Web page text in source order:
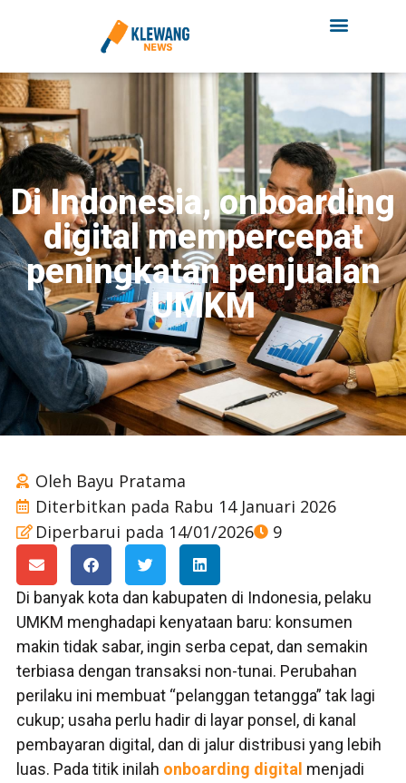
Di Indonesia, onboarding
digital mempercepat
peningkatan penjualan
UMKM
Oleh Bayu Pratama
Diterbitkan pada Rabu 14 Januari 2026
Diperbarui pada 14/01/2026
9
Di banyak kota dan kabupaten di Indonesia, pelaku
UMKM menghadapi kenyataan baru: konsumen
makin tidak sabar, ingin serba cepat, dan semakin
terbiasa dengan transaksi non-tunai. Perubahan
perilaku ini membuat “pelanggan tetangga” tak lagi
cukup; usaha perlu hadir di layar ponsel, di kanal
pembayaran digital, dan di jalur distribusi yang lebih
luas. Pada titik inilah onboarding digital menjadi